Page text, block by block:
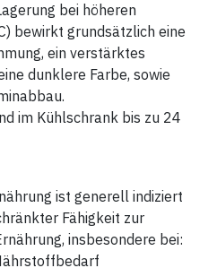
bei höheren
bewirkt grundsätzlich eine
ein verstärktes
dunklere Farbe, sowie
im Kühlschrank bis zu 24
ist generell indiziert
Fähigkeit zur
insbesondere bei: